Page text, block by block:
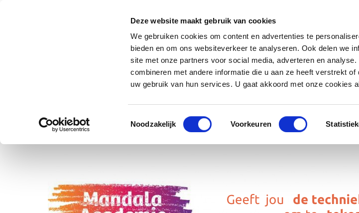
Deze website maakt gebruik van cookies
We gebruiken cookies om content en advertenties te
bieden en om ons websiteverkeer te analyseren. Ook delen we
site met onze partners voor social media, adverteren en
combineren met andere informatie die u aan ze heeft verstrekt
uw gebruik van hun services. U gaat akkoord met onze cookies
Toestemmingsselectie
Noodzakelijk Voorkeuren